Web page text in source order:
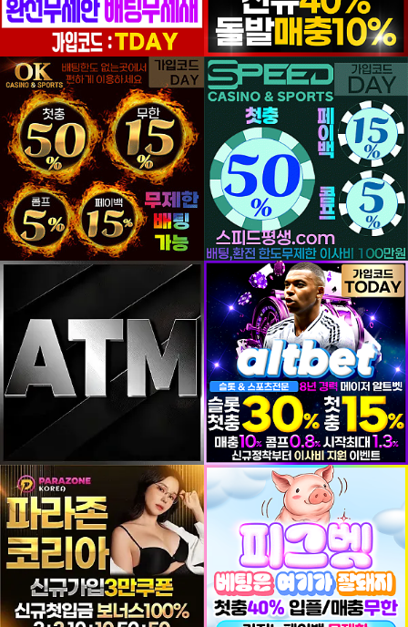
등록일 등록일
등록일 등록일
등록일 등록일